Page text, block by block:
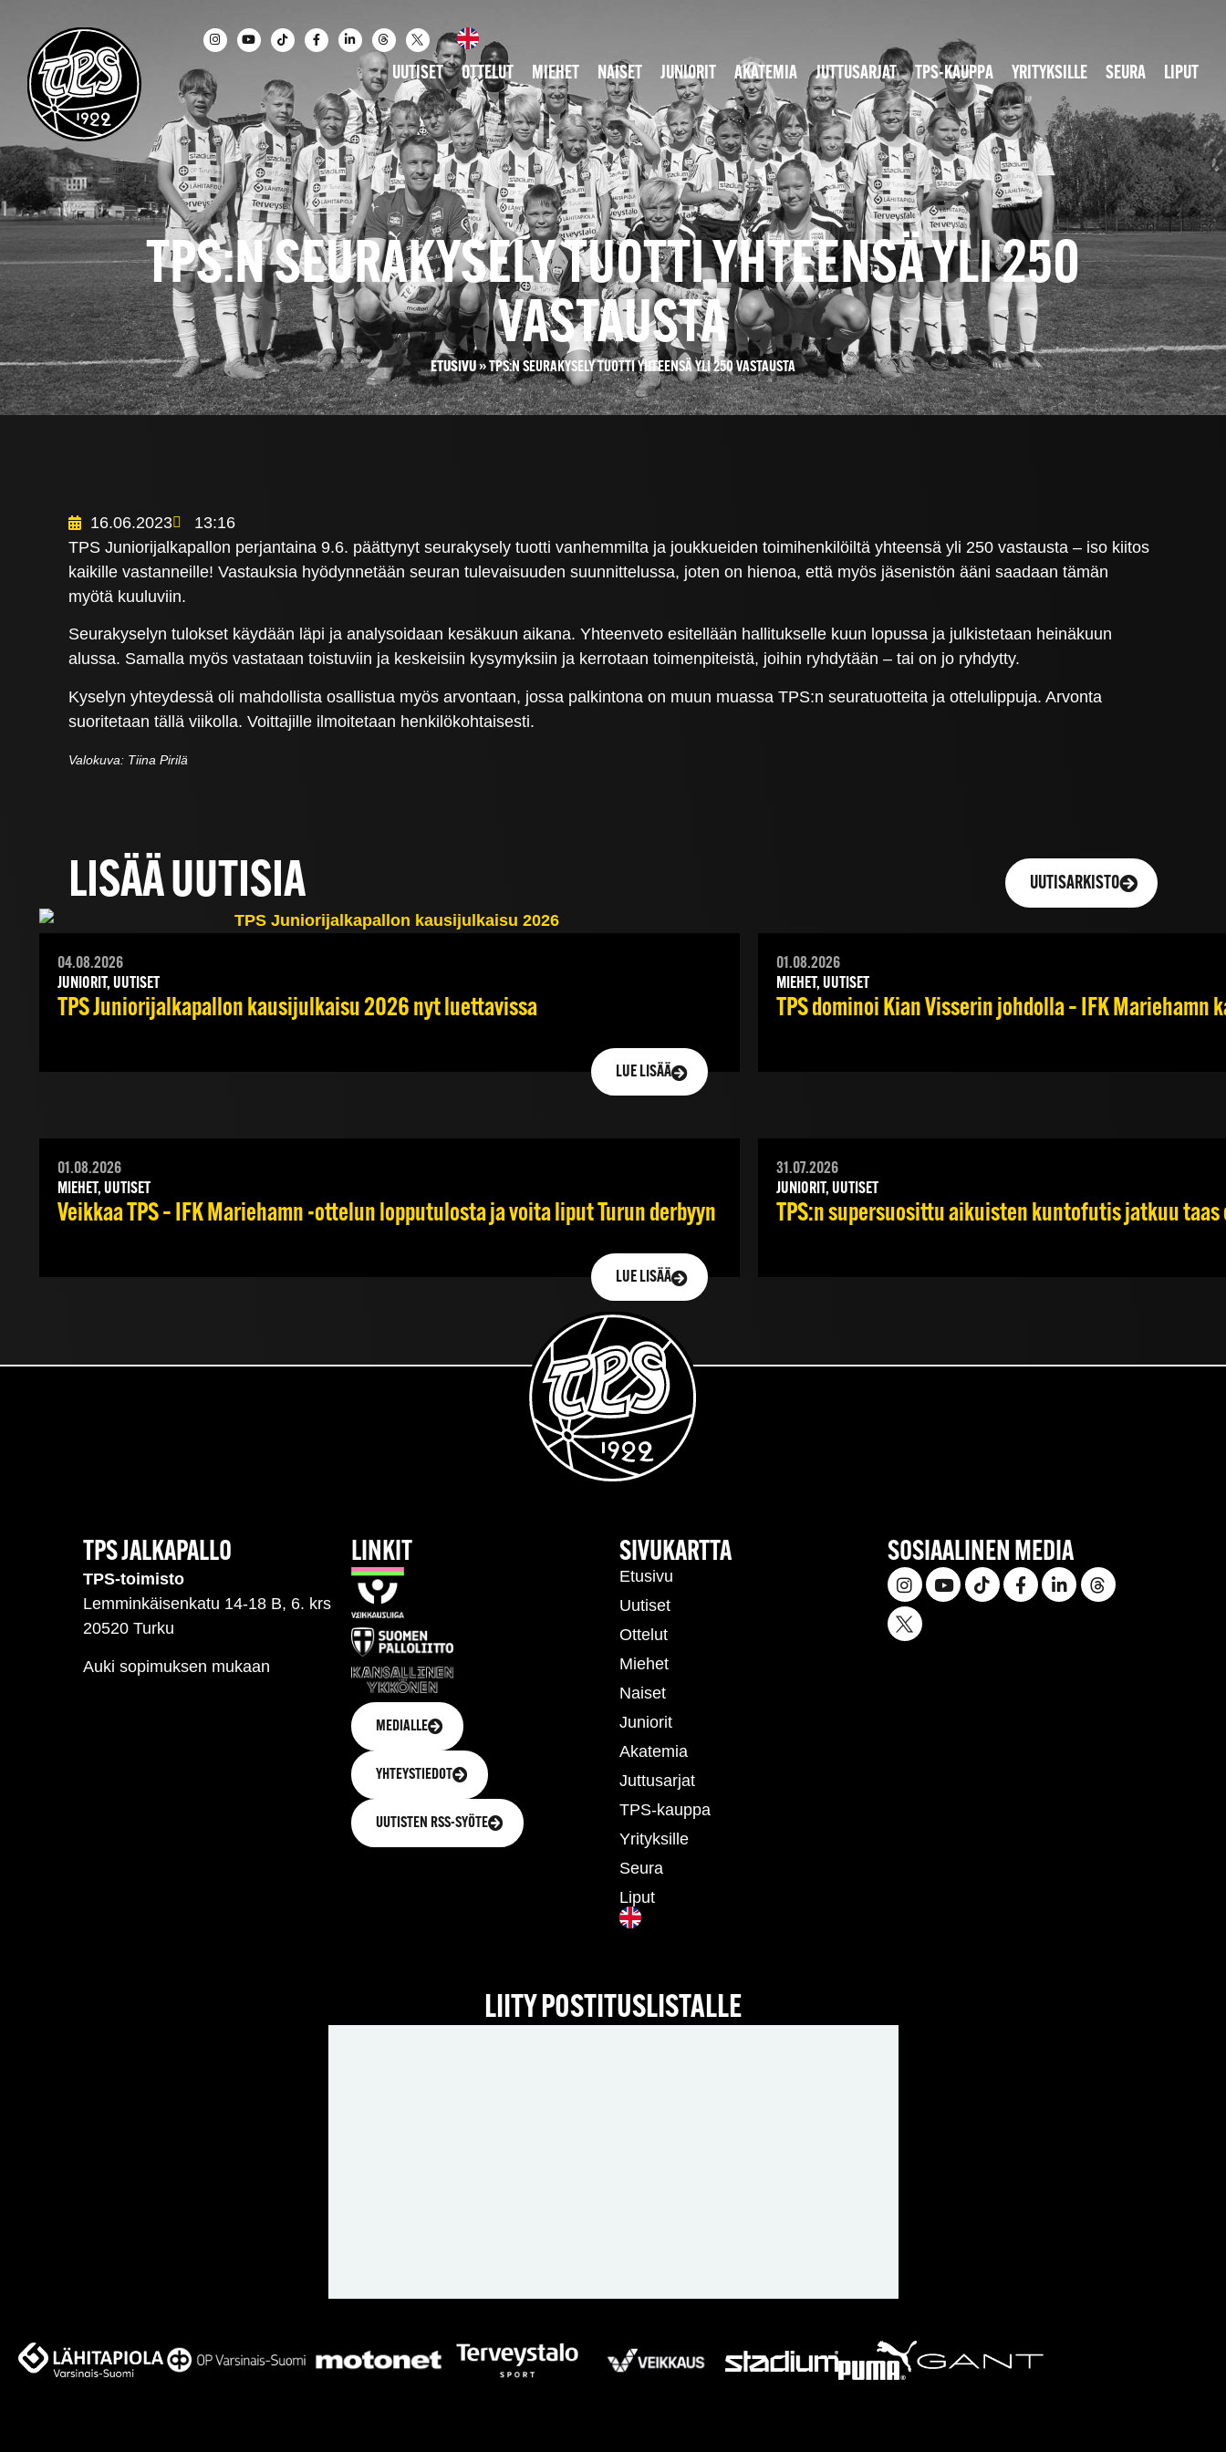
UUTISET OTTELUT MIEHET NAISET JUNIORIT AKATEMIA JUTTUSARJAT TPS-KAUPPA YRITYKSILLE SEURA LIPUT
TPS:N SEURAKYSELY TUOTTI YHTEENSÄ YLI 250
VASTAUSTA
ETUSIVU»TPS:N SEURAKYSELY TUOTTI YHTEENSÄ YLI 250 VASTAUSTA
16.06.2023
13:16
TPS Juniorijalkapallon perjantaina 9.6. päättynyt seurakysely tuotti vanhemmilta ja joukkueiden toimihenkilöiltä yhteensä yli 250 vastausta – iso kiitos
kaikille vastanneille! Vastauksia hyödynnetään seuran tulevaisuuden suunnittelussa, joten on hienoa, että myös jäsenistön ääni saadaan tämän
myötä kuuluviin.
Seurakyselyn tulokset käydään läpi ja analysoidaan kesäkuun aikana. Yhteenveto esitellään hallitukselle kuun lopussa ja julkistetaan heinäkuun
alussa. Samalla myös vastataan toistuviin ja keskeisiin kysymyksiin ja kerrotaan toimenpiteistä, joihin ryhdytään – tai on jo ryhdytty.
Kyselyn yhteydessä oli mahdollista osallistua myös arvontaan, jossa palkintona on muun muassa TPS:n seuratuotteita ja ottelulippuja. Arvonta
suoritetaan tällä viikolla. Voittajille ilmoitetaan henkilökohtaisesti.
Valokuva: Tiina Pirilä
LISÄÄ UUTISIA UUTISARKISTO
04.08.2026
JUNIORIT, UUTISET
TPS Juniorijalkapallon kausijulkaisu 2026 nyt luettavissa
LUE LISÄÄ
01.08.2026
MIEHET, UUTISET
TPS dominoi Kian Visserin johdolla – IFK Mariehamn
01.08.2026
MIEHET, UUTISET
Veikkaa TPS – IFK Mariehamn -ottelun lopputulosta ja voita liput Turun derbyyn
LUE LISÄÄ
31.07.2026
JUNIORIT, UUTISET
TPS:n supersuosittu aikuisten kuntofutis jatkuu taas
TPS JALKAPALLO
TPS-toimisto
Lemminkäisenkatu 14-18 B, 6. krs
20520 Turku
Auki sopimuksen mukaan
LINKIT
MEDIALLE
YHTEYSTIEDOT
UUTISTEN RSS-SYÖTE
SIVUKARTTA
Etusivu
Uutiset
Ottelut
Miehet
Naiset
Juniorit
Akatemia
Juttusarjat
TPS-kauppa
Yrityksille
Seura
Liput
SOSIAALINEN MEDIA
LIITY POSTITUSLISTALLE